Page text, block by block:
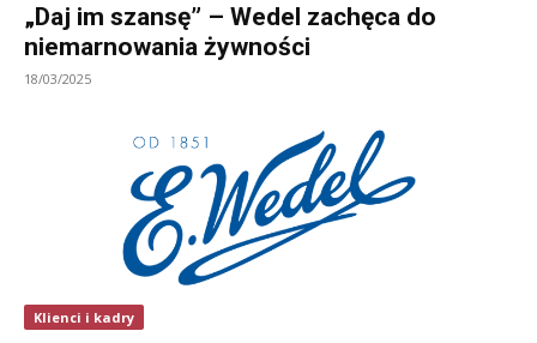
„Daj im szansę” – Wedel zachęca do
niemarnowania żywności
18/03/2025
Klienci i kadry